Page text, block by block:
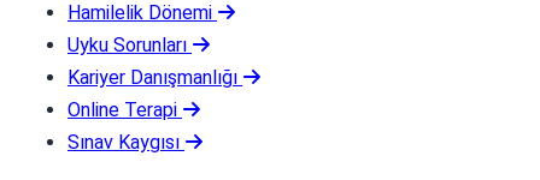
Hamilelik Dönemi
Uyku Sorunları
Kariyer Danışmanlığı
Online Terapi
Sınav Kaygısı